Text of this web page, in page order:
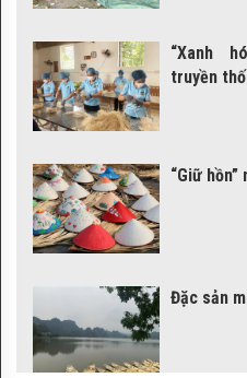
Điểm
bán
sản
phẩm
thiệu
“Xanh
truyền
“Giữ
Đặc sản